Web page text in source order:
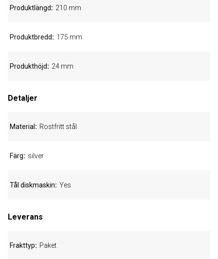
Produktlängd 210 mm
Produktbredd 175 mm
Produkthöjd 24 mm
Detaljer
Material Rostfritt stål
Färg silver
Tål diskmaskin Yes
Leverans
Frakttyp Paket